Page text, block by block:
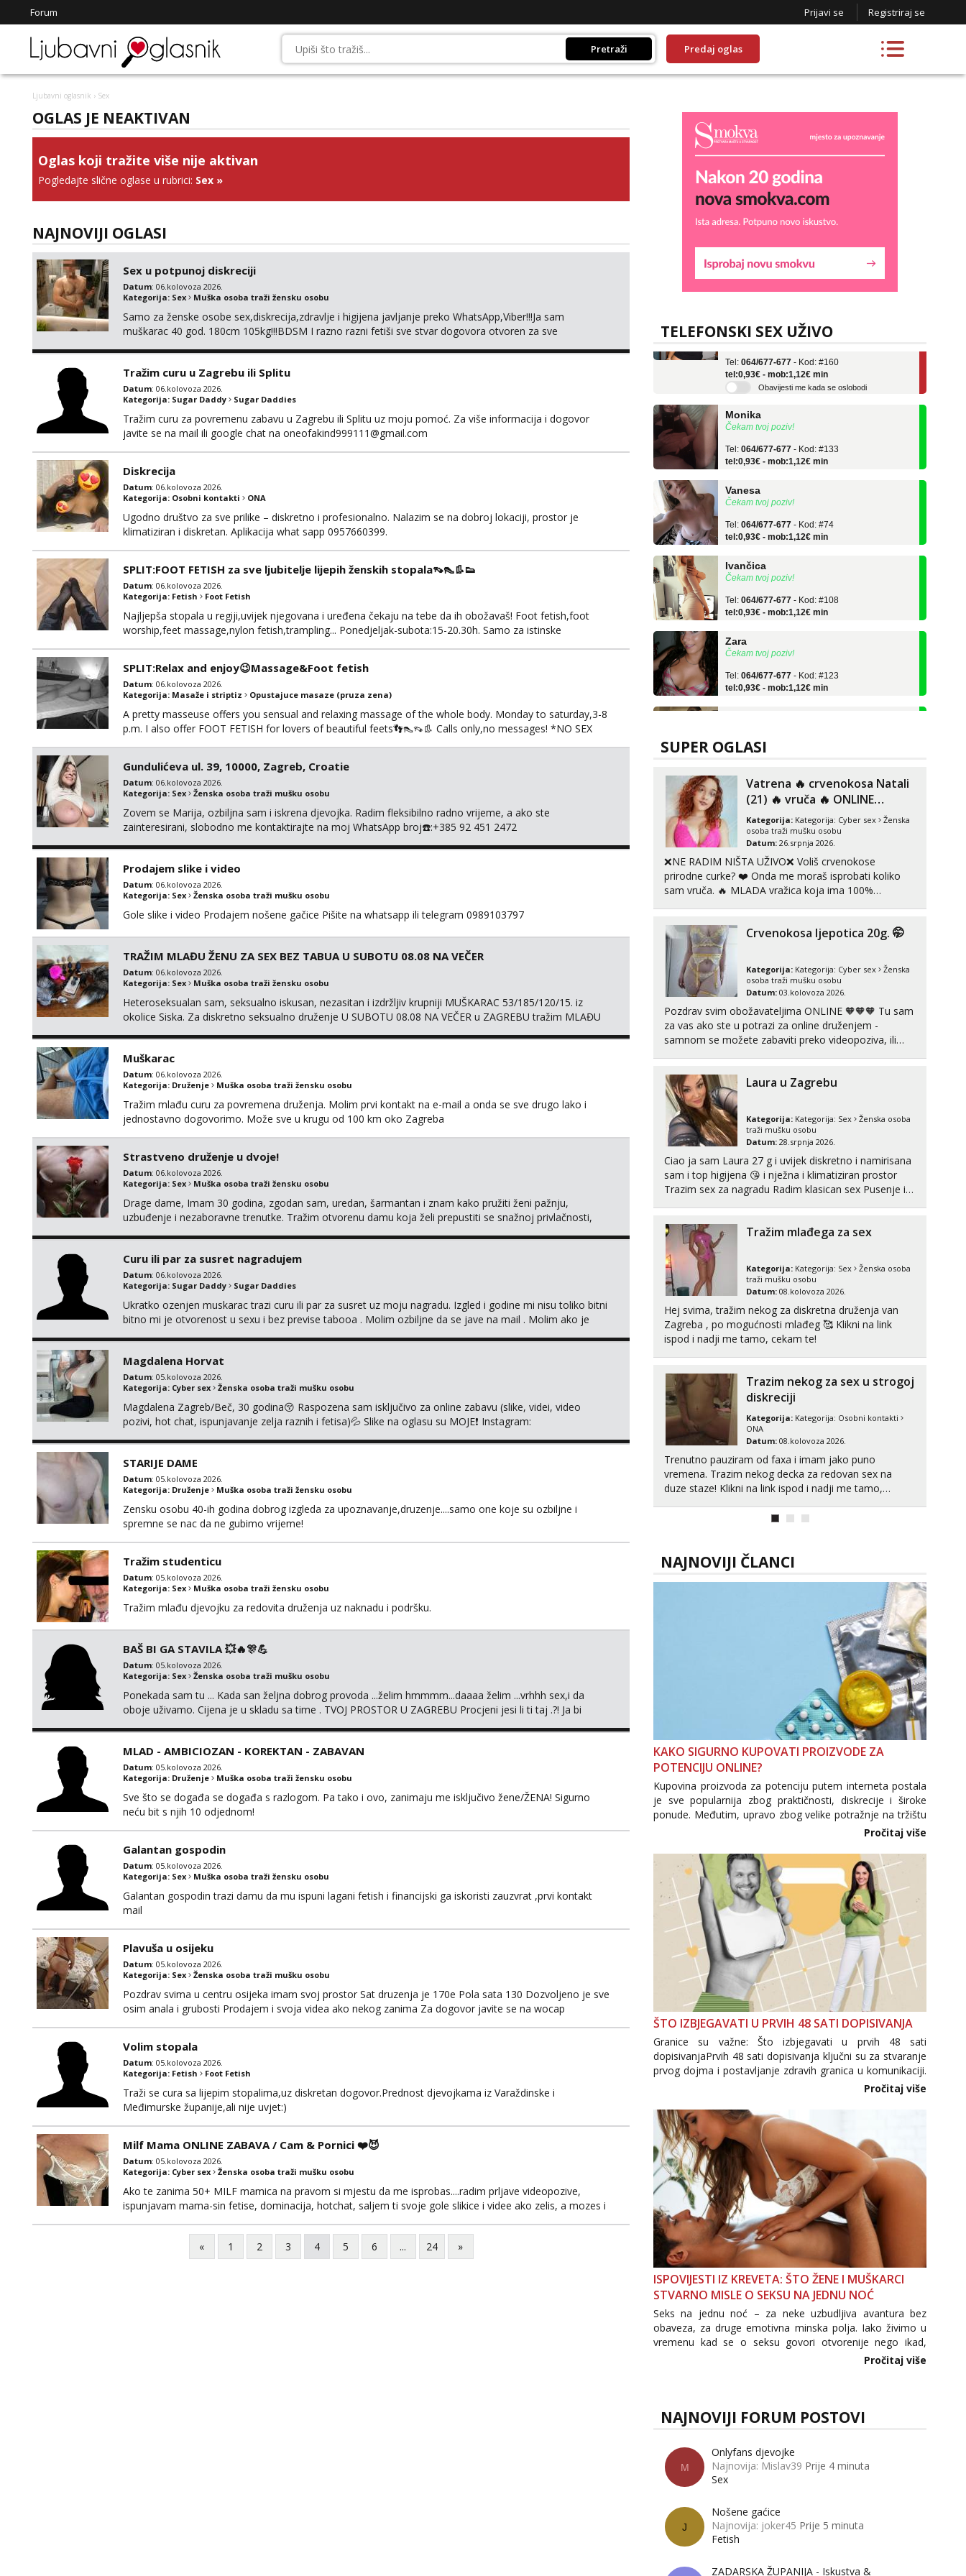
Forum Prijavi se Registriraj se
Pretraži Predaj oglas
Ljubavni oglasnik › Sex
OGLAS JE NEAKTIVAN
Oglas koji tražite više nije aktivan
Pogledajte slične oglase u rubrici: Sex »
NAJNOVIJI OGLASI
Sex u potpunoj diskreciji
Datum: 06.kolovoza 2026.
Kategorija: Sex Muška osoba traži žensku osobu
Samo za ženske osobe sex,diskrecija,zdravlje i higijena javljanje preko WhatsApp,Viber!!!Ja sam
muškarac 40 god. 180cm 105kg!!!BDSM I razno razni fetiši sve stvar dogovora otvoren za sve
Tražim curu u Zagrebu ili Splitu
Datum: 06.kolovoza 2026.
Kategorija: Sugar Daddy Sugar Daddies
Tražim curu za povremenu zabavu u Zagrebu ili Splitu uz moju pomoć. Za više informacija i dogovor
javite se na mail ili google chat na oneofakind999111@gmail.com
Diskrecija
Datum: 06.kolovoza 2026.
Kategorija: Osobni kontakti ONA
Ugodno društvo za sve prilike – diskretno i profesionalno. Nalazim se na dobroj lokaciji, prostor je
klimatiziran i diskretan. Aplikacija what sapp 0957660399.
SPLIT:FOOT FETISH za sve ljubitelje lijepih ženskih stopala👡👠👢👟
Datum: 06.kolovoza 2026.
Kategorija: Fetish Foot Fetish
Najljepša stopala u regiji,uvijek njegovana i uređena čekaju na tebe da ih obožavaš! Foot fetish,foot
worship,feet massage,nylon fetish,trampling... Ponedjeljak-subota:15-20.30h. Samo za istinske
SPLIT:Relax and enjoy😉Massage&Foot fetish
Datum: 06.kolovoza 2026.
Kategorija: Masaže i striptiz Opustajuce masaze (pruza zena)
A pretty masseuse offers you sensual and relaxing massage of the whole body. Monday to saturday,3-8
p.m. I also offer FOOT FETISH for lovers of beautiful feets👣👠👡👢 Calls only,no messages! *NO SEX
Gundulićeva ul. 39, 10000, Zagreb, Croatie
Datum: 06.kolovoza 2026.
Kategorija: Sex Ženska osoba traži mušku osobu
Zovem se Marija, ozbiljna sam i iskrena djevojka. Radim fleksibilno radno vrijeme, a ako ste
zainteresirani, slobodno me kontaktirajte na moj WhatsApp broj☎️:+385 92 451 2472
Prodajem slike i video
Datum: 06.kolovoza 2026.
Kategorija: Sex Ženska osoba traži mušku osobu
Gole slike i video Prodajem nošene gačice Pišite na whatsapp ili telegram 0989103797
TRAŽIM MLAĐU ŽENU ZA SEX BEZ TABUA U SUBOTU 08.08 NA VEČER
Datum: 06.kolovoza 2026.
Kategorija: Sex Muška osoba traži žensku osobu
Heteroseksualan sam, seksualno iskusan, nezasitan i izdržljiv krupniji MUŠKARAC 53/185/120/15. iz
okolice Siska. Za diskretno seksualno druženje U SUBOTU 08.08 NA VEČER u ZAGREBU tražim MLAĐU
raznih vel...
Muškarac
Datum: 06.kolovoza 2026.
Kategorija: Druženje Muška osoba traži žensku osobu
Tražim mlađu curu za povremena druženja. Molim prvi kontakt na e-mail a onda se sve drugo lako i
jednostavno dogovorimo. Može sve u krugu od 100 km oko Zagreba
Strastveno druženje u dvoje!
Datum: 06.kolovoza 2026.
Kategorija: Sex Muška osoba traži žensku osobu
Drage dame, Imam 30 godina, zgodan sam, uredan, šarmantan i znam kako pružiti ženi pažnju,
uzbuđenje i nezaboravne trenutke. Tražim otvorenu damu koja želi prepustiti se snažnoj privlačnosti,
Curu ili par za susret nagradujem
Datum: 06.kolovoza 2026.
Kategorija: Sugar Daddy Sugar Daddies
Ukratko ozenjen muskarac trazi curu ili par za susret uz moju nagradu. Izgled i godine mi nisu toliko bitni
bitno mi je otvorenost u sexu i bez previse tabooa . Molim ozbiljne da se jave na mail . Molim ako je
Magdalena Horvat
Datum: 05.kolovoza 2026.
Kategorija: Cyber sex Ženska osoba traži mušku osobu
Magdalena Zagreb/Beč, 30 godina😚 Raspozena sam isključivo za online zabavu (slike, videi, video
pozivi, hot chat, ispunjavanje zelja raznih i fetisa)💦 Slike na oglasu su MOJE❗ Instagram:
SVOJE NAJVECE FANTAZIJE😈 CEKA...
STARIJE DAME
Datum: 05.kolovoza 2026.
Kategorija: Druženje Muška osoba traži žensku osobu
Zensku osobu 40-ih godina dobrog izgleda za upoznavanje,druzenje....samo one koje su ozbiljne i
spremne se nac da ne gubimo vrijeme!
Tražim studenticu
Datum: 05.kolovoza 2026.
Kategorija: Sex Muška osoba traži žensku osobu
Tražim mlađu djevojku za redovita druženja uz naknadu i podršku.
BAŠ BI GA STAVILA 💥🔥🎊💪
Datum: 05.kolovoza 2026.
Kategorija: Sex Ženska osoba traži mušku osobu
Ponekada sam tu ... Kada san željna dobrog provoda ...želim hmmmm...daaaa želim ...vrhhh sex,i da
oboje uživamo. Cijena je u skladu sa time . TVOJ PROSTOR U ZAGREBU Procjeni jesi li ti taj .?! Ja bi
MLAD - AMBICIOZAN - KOREKTAN - ZABAVAN
Datum: 05.kolovoza 2026.
Kategorija: Druženje Muška osoba traži žensku osobu
Sve što se događa se događa s razlogom. Pa tako i ovo, zanimaju me isključivo žene/ŽENA! Sigurno
neću bit s njih 10 odjednom!
Galantan gospodin
Datum: 05.kolovoza 2026.
Kategorija: Sex Muška osoba traži žensku osobu
Galantan gospodin trazi damu da mu ispuni lagani fetish i financijski ga iskoristi zauzvrat ,prvi kontakt
mail
Plavuša u osijeku
Datum: 05.kolovoza 2026.
Kategorija: Sex Ženska osoba traži mušku osobu
Pozdrav svima u centru osijeka imam svoj prostor Sat druzenja je 170e Pola sata 130 Dozvoljeno je sve
osim anala i grubosti Prodajem i svoja videa ako nekog zanima Za dogovor javite se na wocap
Volim stopala
Datum: 05.kolovoza 2026.
Kategorija: Fetish Foot Fetish
Traži se cura sa lijepim stopalima,uz diskretan dogovor.Prednost djevojkama iz Varaždinske i
Međimurske županije,ali nije uvjet:)
Milf Mama ONLINE ZABAVA / Cam & Pornici ❤️😈
Datum: 05.kolovoza 2026.
Kategorija: Cyber sex Ženska osoba traži mušku osobu
Ako te zanima 50+ MILF mamica na pravom si mjestu da me isprobas....radim prljave videopozive,
ispunjavam mama-sin fetise, dominacija, hotchat, saljem ti svoje gole slikice i videe ako zelis, a mozes i
mamica te ceka da ispunim sve tvoje zelje 😽
«
1 2 3 4 5 6 ... 24 »
TELEFONSKI SEX UŽIVO
Kristina
Učiteljica iz predgrađa traži...
tel:0,93€ - mob:1,12€ min
Obavijesti me kada se oslobodi
Čekam tvoj poziv!
064/677-677
tel:0,93€ - mob:1,12€ min
Čekam tvoj poziv!
064/677-677
tel:0,93€ - mob:1,12€ min
Čekam tvoj poziv!
064/677-677
tel:0,93€ - mob:1,12€ min
Čekam tvoj poziv!
064/677-677
tel:0,93€ - mob:1,12€ min
tel:0,93€ - mob:1,12€ min
Kristina
Razgovaram :)
064/677-677- Kod: #160
tel:0,93€ - mob:1,12€ min
Obavijesti me kada se oslobodi
Monika
tel:0,93€ - mob:1,12€ min
Vanesa
Čekam tvoj poziv!
Tel: 064/677-677- Kod: #74
tel:0,93€ - mob:1,12€ min
Ivančica
tel:0,93€ - mob:1,12€ min
Zara
Čekam tvoj poziv!
Tel: 064/677-677- Kod: #123
tel:0,93€ - mob:1,12€ min
Anđela
Tel:
tel:0,93€ - mob:1,12€ min
SUPER OGLASI
Vatrena ‎️‍🔥 crvenokosa Natali
(21) ‎️‍🔥 vruča‎ ️‍🔥 ONLINE
ZABAVA
Kategorija: Kategorija: Cyber sex
Ženska
osoba traži mušku osobu
Datum: 26.srpnja 2026.
❌NE RADIM NIŠTA UŽIVO❌ Voliš crvenokose
prirodne curke? ❤️ Onda me moraš isprobati koliko
sam vruča.‎ ️‍🔥 MLADA vražica koja ima 100%
možeš pranaći nešto po svojoj mjeri. Sexi videa s
kolegica...
Crvenokosa ljepotica 20g. 🤭
Kategorija: Kategorija: Cyber sex
Ženska
osoba traži mušku osobu
Datum: 03.kolovoza 2026.
Pozdrav svim obožavateljima ONLINE 🧡🧡🧡 Tu sam
za vas ako ste u potrazi za online druženjem -
samnom se možete zabaviti preko videopoziva, ili
tipkanja uz slike i hot line pozive. Za vas sam
pripremila ...
Laura u Zagrebu
Kategorija: Kategorija: Sex
Ženska osoba
traži mušku osobu
Datum: 28.srpnja 2026.
Ciao ja sam Laura 27 g i uvijek diskretno i namirisana
sam i top higijena 😘 i nježna i klimatiziran prostor
Trazim sex za nagradu Radim klasican sex Pusenje i
neljubim se Wha...Tražim mlađega za sex
Kategorija: Kategorija: Sex
Ženska osoba
traži mušku osobu
Datum: 08.kolovoza 2026.
Hej svima, tražim nekog za diskretna druženja van
Zagreba , po mogućnosti mlađeg 🥰 Klikni na link
ispod i nadji me tamo, cekam te!
Trazim nekog za sex u strogoj
diskreciji
Kategorija: Kategorija: Osobni kontakti
ONA
Datum: 08.kolovoza 2026.
Trenutno pauziram od faxa i imam jako puno
vremena. Trazim nekog decka za redovan sex na
duze staze! Klikni na link ispod i nadji me tamo,
NAJNOVIJI ČLANCI
KAKO SIGURNO KUPOVATI PROIZVODE ZA
POTENCIJU ONLINE?
Kupovina proizvoda za potenciju putem interneta postala
je sve popularnija zbog praktičnosti, diskrecije i široke
ponude. Međutim, upravo zbog velike potražnje na tržištu
se pojavljuju i brojni krivotvoreni proizvodi, nepouzdane
internetske trgovine te proizvodi nepoznatog podrijetla. ...
Pročitaj više
ŠTO IZBJEGAVATI U PRVIH 48 SATI DOPISIVANJA
Granice su važne: Što izbjegavati u prvih 48 sati
dopisivanjaPrvih 48 sati dopisivanja ključni su za stvaranje
prvog dojma i postavljanje zdravih granica u komunikaciji.
Važno je izbjeći prebrzo otkrivanje osobnih ili intimnih
informacija, jer nepoznata osoba još nije zaslužila to
povjerenje. Takođe...
Pročitaj više
ISPOVIJESTI IZ KREVETA: ŠTO ŽENE I MUŠKARCI
STVARNO MISLE O SEKSU NA JEDNU NOĆ
Seks na jednu noć – za neke uzbudljiva avantura bez
obaveza, za druge emotivna minska polja. Iako živimo u
vremenu kad se o seksu govori otvorenije nego ikad,
tema „jedne noći strasti“ i dalje izaziva burne rasprave. Što
Pročitaj više
NAJNOVIJI FORUM POSTOVI
M
Onlyfans djevojke
Najnovija: Mislav39 Prije 4 minuta
Sex
J
Nošene gaćice
Najnovija: joker45 Prije 5 minuta
Fetish
ZADARSKA ŽUPANIJA - Iskustva &